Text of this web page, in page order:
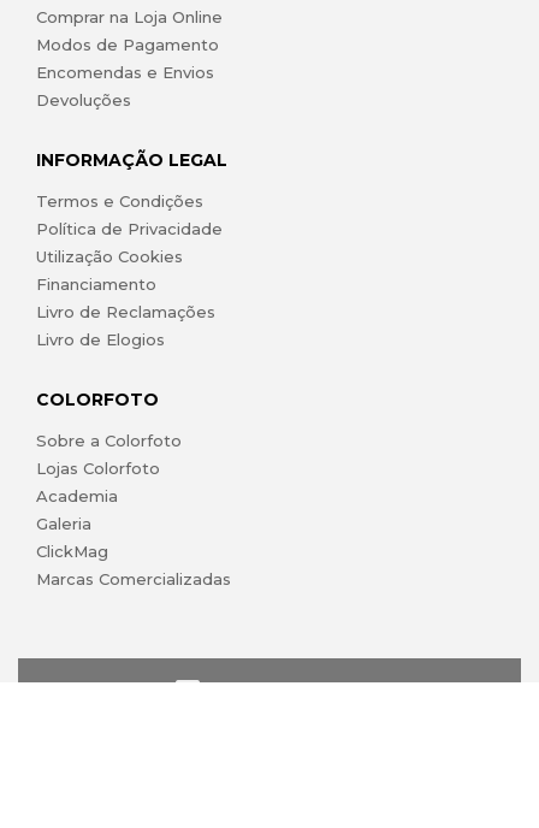
Comprar na Loja Online
Modos de Pagamento
Encomendas e Envios
Devoluções
INFORMAÇÃO LEGAL
Termos e Condições
Política de Privacidade
Utilização Cookies
Financiamento
Livro de Reclamações
Livro de Elogios
COLORFOTO
Sobre a Colorfoto
Lojas Colorfoto
Academia
Galeria
ClickMag
Marcas Comercializadas
lojaonline@colorfoto.pt